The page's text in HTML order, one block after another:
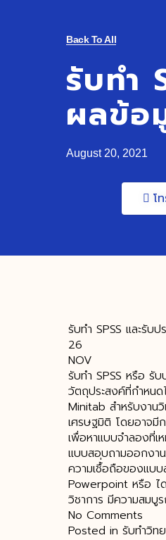
Back To All
รับทำ
ผลข้อ
August 20, 2021
โ
รับทำ SPSS และรับ
26
NOV
รับทำ SPSS หรือ รั
วัตถุประสงค์ที่กำหนด
Minitab สำหรับงานวิ
เศรษฐมิติ โดยอาจมี
เพื่อหาแบบจำลองที่
แบบสอบถามออกงา
ความเชื้่อถือของแบบ
Powerpoint หรือ ไ
วิชาการ มีความสมบู
No Comments
Posted in รับทำวิท